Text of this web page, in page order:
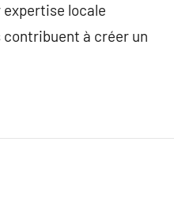
locale
à créer un